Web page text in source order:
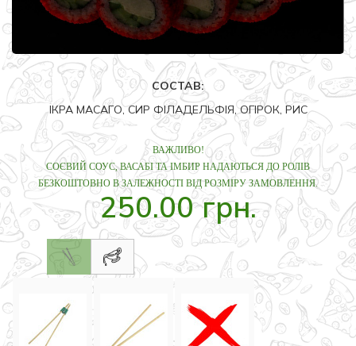
СОСТАВ:
ІКРА МАСАГО, СИР ФІЛАДЕЛЬФІЯ, ОГІРОК, РИС
ВАЖЛИВО!
СОЄВИЙ СОУС, ВАСАБІ ТА ІМБИР НАДАЮТЬСЯ ДО РОЛІВ
БЕЗКОШТОВНО В ЗАЛЕЖНОСТІ ВІД РОЗМІРУ ЗАМОВЛЕННЯ.
250.00 грн.